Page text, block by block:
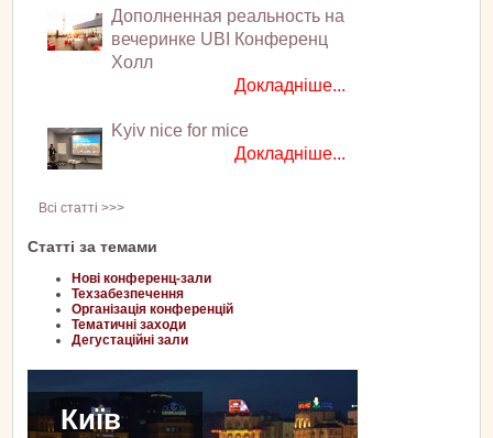
Дополненная реальность на
вечеринке UBI Конференц
Холл
Докладніше...
Kyiv nice for mice
Докладніше...
Всі статті >>>
Статті за темами
Нові конференц-зали
Техзабезпечення
Організація конференцій
Тематичні заходи
Дегустаційні зали
Київ